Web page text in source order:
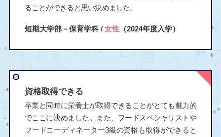
ることができると思い決めました。
短期大学部－保育学科 / 女性（2024年度入学）
資格取得できる
卒業と同時に栄養士が取得できることがとても魅力的
でここに決めました。また、フードスペシャリストや
フードコーディネーター3級の資格も取得ができると